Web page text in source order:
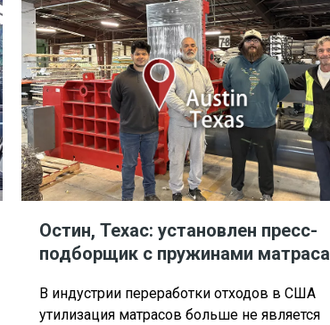
Остин, Техас: установлен пресс-
подборщик с пружинами матраса
В индустрии переработки отходов в США
утилизация матрасов больше не является